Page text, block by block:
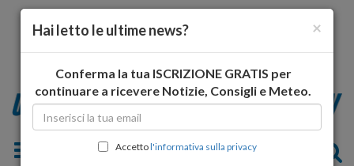
Toggle navigation
×
Hai letto le ultime news?
Conferma la tua ISCRIZIONE GRATIS per
continuare a ricevere Notizie, Consigli e Meteo.
Accettol'informativa sulla privacy